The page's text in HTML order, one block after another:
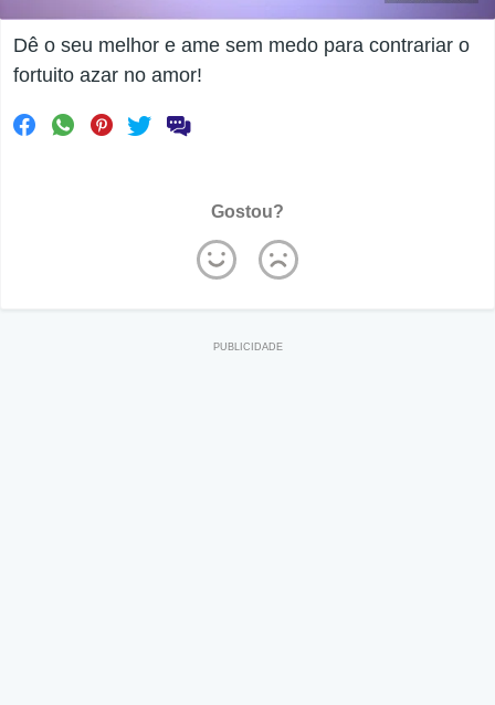
Dê o seu melhor e ame sem medo para contrariar o
fortuito azar no amor!
Gostou?